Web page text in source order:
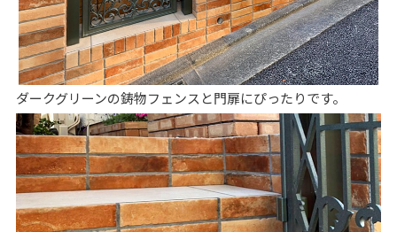
ダークグリーンの鋳物フェンスと門扉にぴったりです。